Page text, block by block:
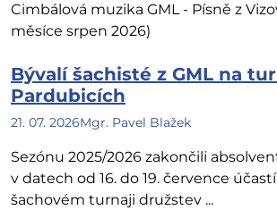
Cimbálová muzika GML - Písně z
měsíce srpen 2026)
Bývalí šachisté z GML na
Pardubicích
21. 07. 2026Mgr. Pavel Blažek
Sezónu 2025/2026 zakončili
v datech od 16. do 19. července
šachovém turnaji družstev ...